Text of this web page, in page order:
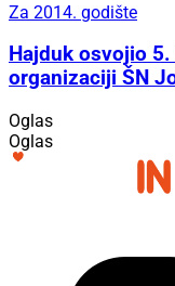
Za 2014. godište
Hajduk osvojio
organizaciji ŠN
Oglas
Oglas